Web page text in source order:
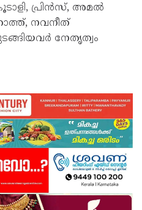
പ്രിൻസ്, അമൽ
നവനീത്
നേതൃത്വം